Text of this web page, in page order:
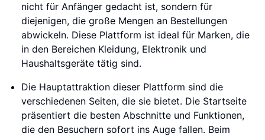
nicht für Anfänger gedacht ist, sondern für
diejenigen, die große Mengen an Bestellungen
abwickeln. Diese Plattform ist ideal für Marken, die
in den Bereichen Kleidung, Elektronik und
Haushaltsgeräte tätig sind.
Die Hauptattraktion dieser Plattform sind die
verschiedenen Seiten, die sie bietet. Die Startseite
präsentiert die besten Abschnitte und Funktionen,
die den Besuchern sofort ins Auge fallen. Beim